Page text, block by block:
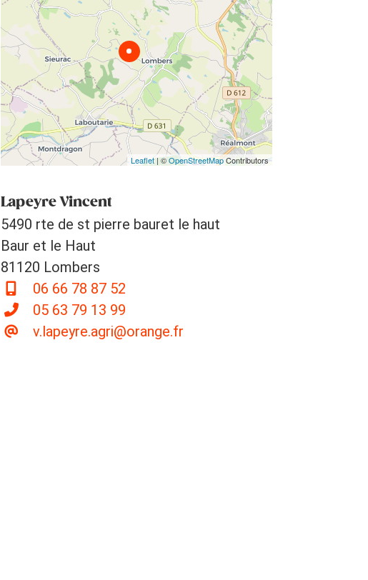
Leaflet| ©OpenStreetMapContributors
Lapeyre Vincent
5490 rte de st pierre bauret le haut
Baur et le Haut
81120 Lombers
06 66 78 87 52
05 63 79 13 99
v.lapeyre.agri@orange.fr